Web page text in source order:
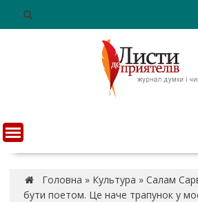
n
t
Головна » Культура » Салам
бути поетом. Це наче трапунок у